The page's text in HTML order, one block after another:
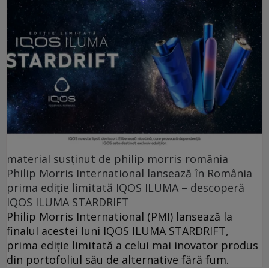
material susținut de philip morris românia
Philip Morris International lansează în România
prima ediție limitată IQOS ILUMA – descoperă
IQOS ILUMA STARDRIFT
Philip Morris International (PMI) lansează la
finalul acestei luni IQOS ILUMA STARDRIFT,
prima ediție limitată a celui mai inovator produs
din portofoliul său de alternative fără fum.